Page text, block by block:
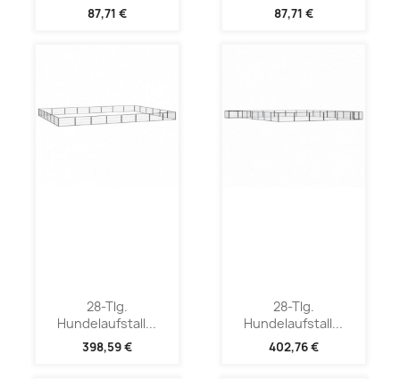
87,71 € 87,71 €
28-Tlg.
Hundelaufstall...
398,59 €
28-Tlg.
Hundelaufstall...
402,76 €